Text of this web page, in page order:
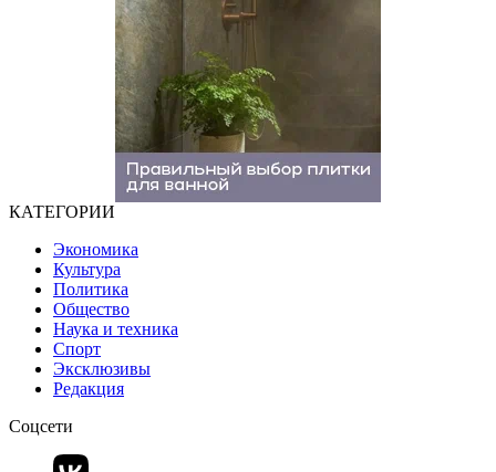
КАТЕГОРИИ
Экономика
Культура
Политика
Общество
Наука и техника
Спорт
Эксклюзивы
Редакция
Соцсети